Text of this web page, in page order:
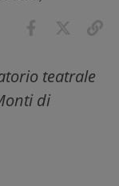
teatrale
di